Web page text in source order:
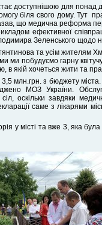
доступнішою для понад
біля свого дому. Тут
що медична реформа
ефективної
Зеленського
та усім жителям
ми побудуємо гарну
в якій хочеться жити та
млн.грн. з бюджету
МОЗ України.
оскільки завдяки
саме з лікарями
у місті та вже 3, яка